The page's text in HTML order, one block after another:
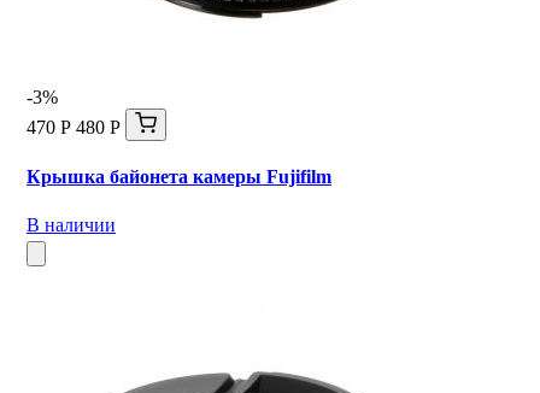
-3%
470 Р 480 Р
Крышка байонета камеры Fujifilm
В наличии